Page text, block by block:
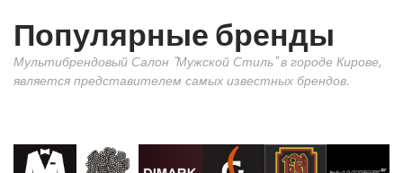
Популярные бренды
Мультибрендовый Салон "Мужской Стиль" в городе Кирове,
является представителем самых известных брендов.